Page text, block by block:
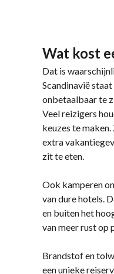
Wat kost
Dat is
Scandinavië
onbetaalbaar te
Veel reizigers
keuzes te
extra
zit te eten.
Ook kamperen
van dure hotels.
en buiten het
van meer rust op
Brandstof en
een unieke